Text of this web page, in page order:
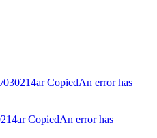
030214arCopiedAn error has
CopiedAn error has